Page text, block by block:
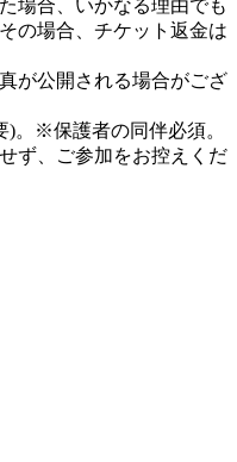
場合、いかなる理由でも
の場合、チケット返金は
が公開される場合がござ
。※保護者の同伴必須。
ず、ご参加をお控えくだ